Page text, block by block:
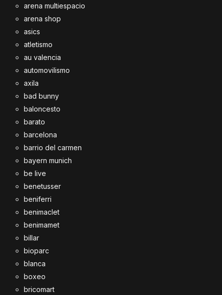
arena multiespacio
arena shop
asics
atletismo
au valencia
automovilismo
axila
bad bunny
baloncesto
barato
barcelona
barrio del carmen
bayern munich
be live
benetusser
beniferri
benimaclet
benimamet
billar
bioparc
blanca
boxeo
bricomart